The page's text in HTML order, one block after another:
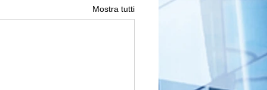
Mostra tutti